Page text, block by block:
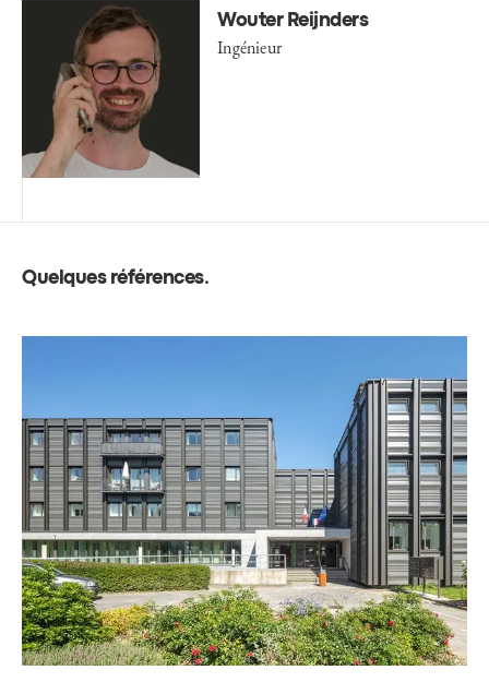
Wouter Reijnders
Ingénieur
Quelques références.